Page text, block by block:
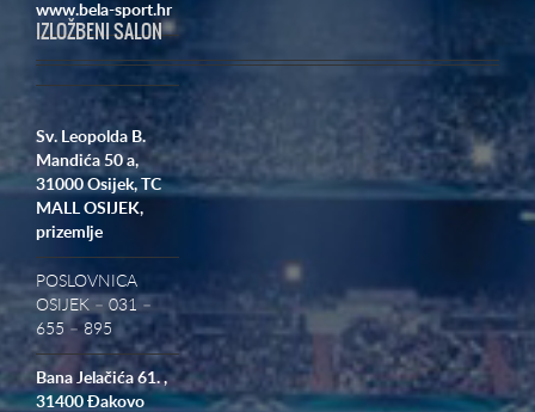
www.bela-sport.hr
IZLOŽBENI SALON
Sv. Leopolda B.
Mandića 50 a,
31000 Osijek, TC
MALL OSIJEK,
prizemlje
POSLOVNICA
OSIJEK – 031 –
655 – 895
Bana Jelačića 61. ,
31400 Đakovo